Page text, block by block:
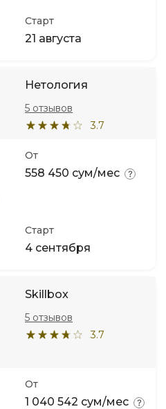
Старт
21 августа
Нетология
3.7
5 отзывов
От
558 450 сум/мес
Старт
4 сентября
Skillbox
3.7
5 отзывов
От
1 040 542 сум/мес